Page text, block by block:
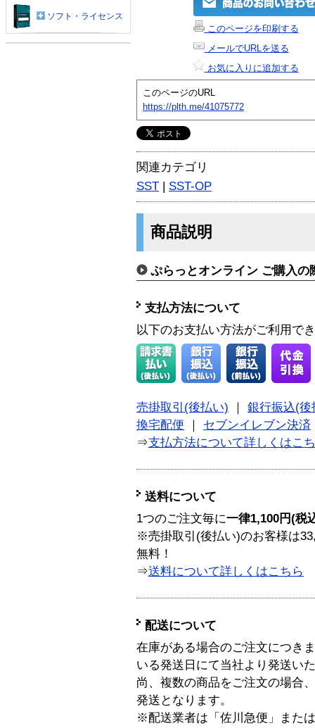
このページを印刷する
メールでURLを送る
お気に入りに追加する
このページのURL
https://plth.me/41075772
関連カテゴリ
SST | SST-OP
商品説明
ぷらっとオンライン ご購入の
支払方法について
以下のお支払い方法がご利用で
売掛取引(後払い)
銀行振込(後
換宅配便
セブンイレブン決済
⇒支払方法について詳しくはこ
送料について
1つのご注文毎に一律1,100円(税
※売掛取引(後払い)のお客様は
無料！
⇒送料について詳しくはこちら
配送について
在庫がある場合のご注文につき
いる発送日にて当社より発送い
尚、複数の商品をご注文の場合
発送となります。
※配送業者は「佐川急便」また
ソフト・ライセンス